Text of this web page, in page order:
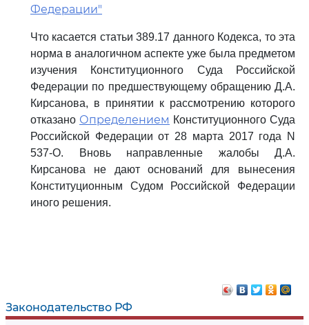
Законодательство РФ
Федерации"
Что касается статьи 389.17 данного Кодекса, то эта
норма в аналогичном аспекте уже была предметом
изучения Конституционного Суда Российской
Федерации по предшествующему обращению Д.А.
Кирсанова, в принятии к рассмотрению которого
отказано Определением Конституционного Суда
Российской Федерации от 28 марта 2017 года N
537-О. Вновь направленные жалобы Д.А.
Кирсанова не дают оснований для вынесения
Конституционным Судом Российской Федерации
иного решения.